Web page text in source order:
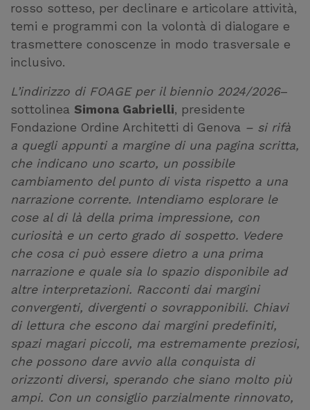
rosso sotteso, per declinare e articolare attività,
temi e programmi con la volontà di dialogare e
trasmettere conoscenze in modo trasversale e
inclusivo.
L’indirizzo di FOAGE per il biennio 2024/2026–
sottolinea Simona Gabrielli, presidente
Fondazione Ordine Architetti di Genova – si rifà
a quegli appunti a margine di una pagina scritta,
che indicano uno scarto, un possibile
cambiamento del punto di vista rispetto a una
narrazione corrente. Intendiamo esplorare le
cose al di là della prima impressione, con
curiosità e un certo grado di sospetto. Vedere
che cosa ci può essere dietro a una prima
narrazione e quale sia lo spazio disponibile ad
altre interpretazioni. Racconti dai margini
convergenti, divergenti o sovrapponibili. Chiavi
di lettura che escono dai margini predefiniti,
spazi magari piccoli, ma estremamente preziosi,
che possono dare avvio alla conquista di
orizzonti diversi, sperando che siano molto più
ampi. Con un consiglio parzialmente rinnovato,